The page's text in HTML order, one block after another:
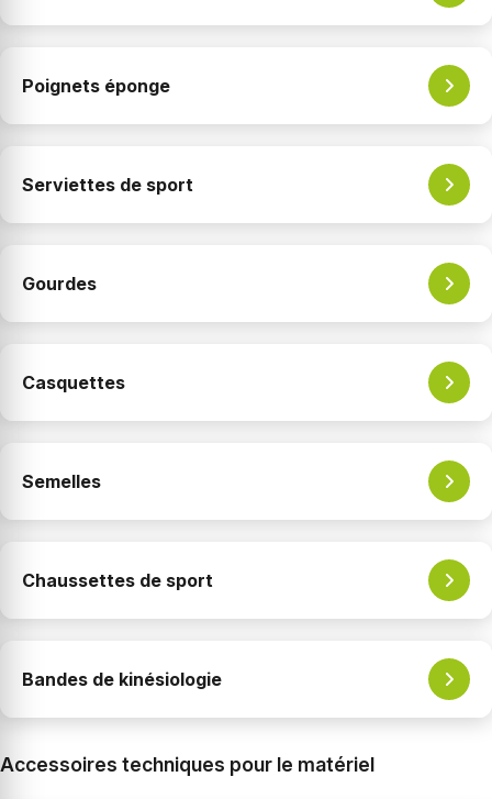
Poignets éponge
Serviettes de sport
Gourdes
Casquettes
Semelles
Chaussettes de sport
Bandes de kinésiologie
Accessoires techniques pour le matériel